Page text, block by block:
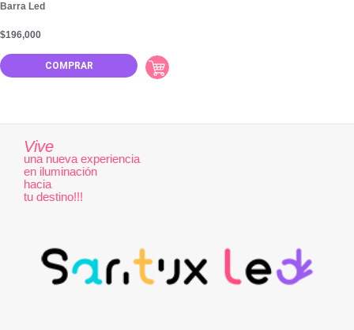
Barra Led
COMPRAR
$196,000
Vive
una nueva experiencia
en iluminación
hacia
tu destino!!!